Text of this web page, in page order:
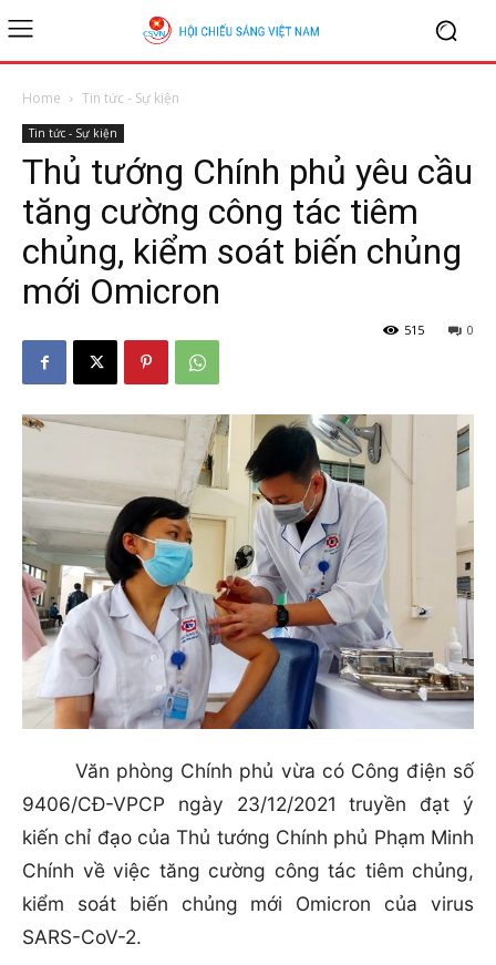
Home Tin tức - Sự kiện
Tin tức - Sự kiện
Thủ tướng Chính phủ yêu cầu
tăng cường công tác tiêm
chủng, kiểm soát biến chủng
mới Omicron
0
515
Văn phòng Chính phủ vừa có Công điện số
9406/CĐ-VPCP ngày 23/12/2021 truyền đạt ý
kiến chỉ đạo của Thủ tướng Chính phủ Phạm Minh
Chính về việc tăng cường công tác tiêm chủng,
kiểm soát biến chủng mới Omicron của virus
SARS-CoV-2.